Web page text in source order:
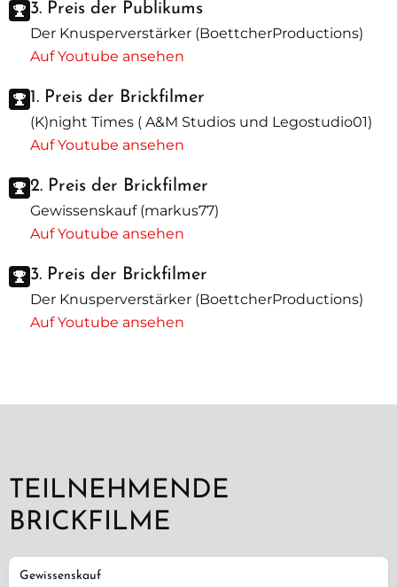
3. Preis der Publikums
Der Knusperverstärker (BoettcherProductions)
Auf Youtube ansehen
1. Preis der Brickfilmer
(K)night Times ( A&M Studios und Legostudio01)
Auf Youtube ansehen
2. Preis der Brickfilmer
Gewissenskauf (markus77)
Auf Youtube ansehen
3. Preis der Brickfilmer
Der Knusperverstärker (BoettcherProductions)
Auf Youtube ansehen
TEILNEHMENDE
BRICKFILME
Gewissenskauf